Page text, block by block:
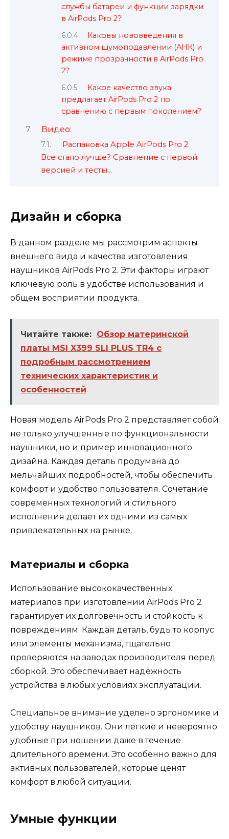
службы батареи и функции зарядки
в AirPods Pro 2?
Каковы нововведения в
активном шумоподавлении (АНК) и
режиме прозрачности в AirPods Pro
2?
Какое качество звука
предлагает AirPods Pro 2 по
сравнению с первым поколением?
Видео:
Распаковка Apple AirPods Pro 2.
Все стало лучше? Сравнение с первой
версией и тесты…
Дизайн и сборка
В данном разделе мы рассмотрим аспекты
внешнего вида и качества изготовления
наушников AirPods Pro 2. Эти факторы играют
ключевую роль в удобстве использования и
общем восприятии продукта.
Читайте также: Обзор материнской
платы MSI X399 SLI PLUS TR4 с
подробным рассмотрением
технических характеристик и
особенностей
Новая модель AirPods Pro 2 представляет собой
не только улучшенные по функциональности
наушники, но и пример инновационного
дизайна. Каждая деталь продумана до
мельчайших подробностей, чтобы обеспечить
комфорт и удобство пользователя. Сочетание
современных технологий и стильного
исполнения делает их одними из самых
привлекательных на рынке.
Материалы и сборка
Использование высококачественных
материалов при изготовлении AirPods Pro 2
гарантирует их долговечность и стойкость к
повреждениям. Каждая деталь, будь то корпус
или элементы механизма, тщательно
проверяются на заводах производителя перед
сборкой. Это обеспечивает надежность
устройства в любых условиях эксплуатации.
Специальное внимание уделено эргономике и
удобству наушников. Они легкие и невероятно
удобные при ношении даже в течение
длительного времени. Это особенно важно для
активных пользователей, которые ценят
комфорт в любой ситуации.
Умные функции